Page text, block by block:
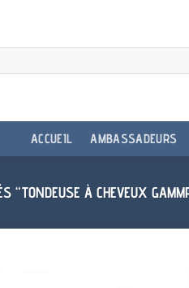
ACCUEIL AMBASSADEURS
“TONDEUSE À CHEVEUX